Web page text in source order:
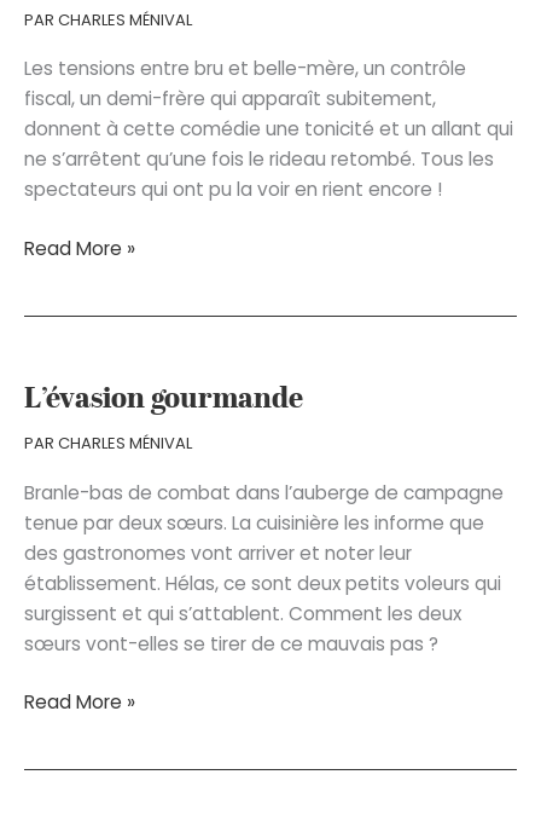
PAR CHARLES MÉNIVAL
Les tensions entre bru et belle-mère, un contrôle
fiscal, un demi-frère qui apparaît subitement,
donnent à cette comédie une tonicité et un allant qui
ne s’arrêtent qu’une fois le rideau retombé. Tous les
spectateurs qui ont pu la voir en rient encore !
Monsieur
Read More »
L’évasion gourmande
PAR CHARLES MÉNIVAL
Branle-bas de combat dans l’auberge de campagne
tenue par deux sœurs. La cuisinière les informe que
des gastronomes vont arriver et noter leur
établissement. Hélas, ce sont deux petits voleurs qui
surgissent et qui s’attablent. Comment les deux
sœurs vont-elles se tirer de ce mauvais pas ?
L’évasion
Read More »